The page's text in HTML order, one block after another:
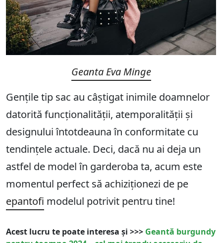
Geanta Eva Minge
Gențile tip sac au câștigat inimile doamnelor
datorită funcționalității, atemporalității și
designului întotdeauna în conformitate cu
tendințele actuale. Deci, dacă nu ai deja un
astfel de model în garderoba ta, acum este
momentul perfect să achiziționezi de pe
epantofi modelul potrivit pentru tine!
Acest lucru te poate interesa și >>> Geantă burgundy